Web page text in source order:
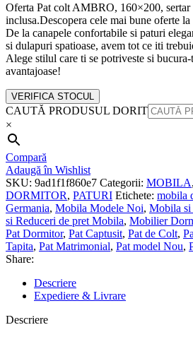
Oferta Pat colt AMBRO, 160×200, sertar
inclusa.Descopera cele mai bune oferte
De la canapele confortabile si paturi
si dulapuri spatioase, avem tot ce iti
Alege stilul care ti se potriveste si
avantajoase!
VERIFICA STOCUL
CAUTĂ PRODUSUL DORIT
×
Compară
Adaugă în Wishlist
SKU: 9ad1f1f860e7 Categorii: MOBILA,
DORMITOR, PATURI Etichete: mobila
Germania, Mobila Modele Noi, Mobila
si Reduceri de pret Mobila, Mobilier
Pat Dormitor, Pat Captusit, Pat de Colt,
Tapita, Pat Matrimonial, Pat model Nou,
Share:
Descriere
Expediere & Livrare
Descriere